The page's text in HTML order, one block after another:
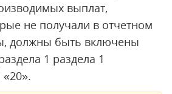
выплат,
не получали в отчетном
должны быть включены
1 раздела 1